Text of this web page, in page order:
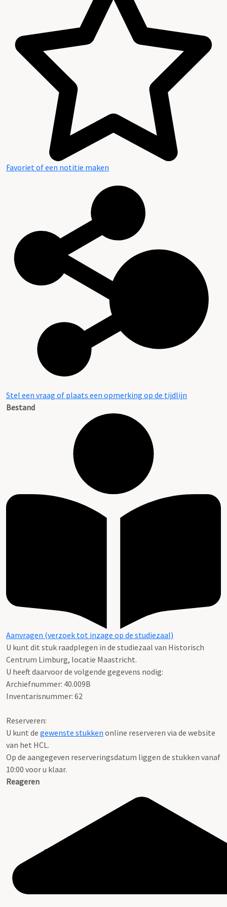
Favoriet of een notitie maken
Stel een vraag of plaats een opmerking op de tijdlijn
Bestand
Aanvragen (verzoek tot inzage op de studiezaal)
U kunt dit stuk raadplegen in de studiezaal van Historisch
Centrum Limburg, locatie Maastricht.
U heeft daarvoor de volgende gegevens nodig:
Archiefnummer: 40.009B
Inventarisnummer: 62
Reserveren:
U kunt de gewenste stukken online reserveren via de website
van het HCL.
Op de aangegeven reserveringsdatum liggen de stukken vanaf
10:00 voor u klaar.
Reageren